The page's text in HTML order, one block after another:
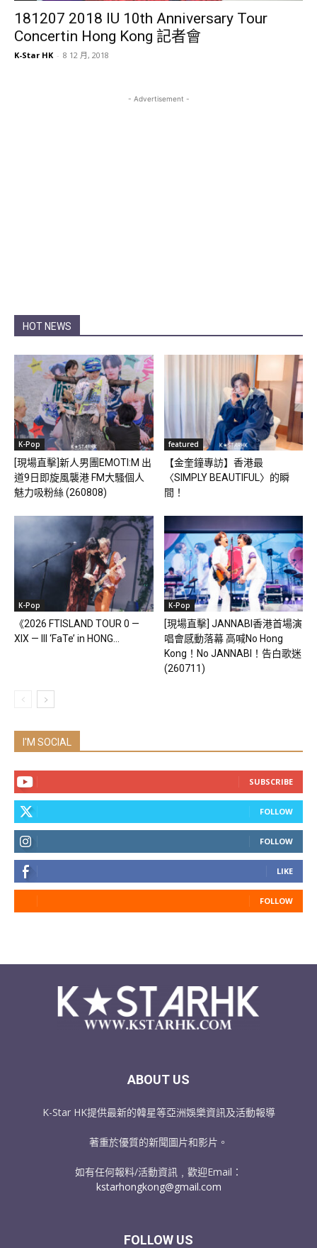
181207 2018 IU 10th Anniversary Tour
Concertin Hong Kong 記者會
K-Star HK - 8 12 月, 2018
- Advertisement -
HOT NEWS
K-Pop
[現場直擊]新人男團EMOTI:M 出
道9日即旋風襲港 FM大騷個人
魅力吸粉絲 (260808)
featured
【金奎鐘專訪】香港最
〈SIMPLY BEAUTIFUL〉的瞬
間！
K-Pop
《2026 FTISLAND TOUR 0 —
XIX — III ‘FaTe’ in HONG...
K-Pop
[現場直擊] JANNABI香港首場演
唱會感動落幕 高喊No Hong
Kong！No JANNABI！告白歌迷
(260711)
I'M SOCIAL
SUBSCRIBE
FOLLOW
FOLLOW
LIKE
FOLLOW
ABOUT US
K-Star HK提供最新的韓星等亞洲娛樂資訊及活動報導
著重於優質的新聞圖片和影片。
如有任何報料/活動資訊﹐歡迎Email：
kstarhongkong@gmail.com
FOLLOW US